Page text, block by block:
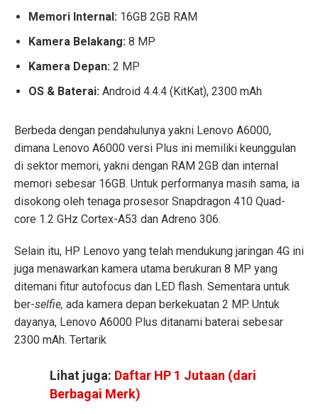
Memori Internal: 16GB 2GB RAM
Kamera Belakang: 8 MP
Kamera Depan: 2 MP
OS & Baterai: Android 4.4.4 (KitKat), 2300 mAh
Berbeda dengan pendahulunya yakni Lenovo A6000,
dimana Lenovo A6000 versi Plus ini memiliki keunggulan
di sektor memori, yakni dengan RAM 2GB dan internal
memori sebesar 16GB. Untuk performanya masih sama, ia
disokong oleh tenaga prosesor Snapdragon 410 Quad-
core 1.2 GHz Cortex-A53 dan Adreno 306.
Selain itu, HP Lenovo yang telah mendukung jaringan 4G ini
juga menawarkan kamera utama berukuran 8 MP yang
ditemani fitur autofocus dan LED flash. Sementara untuk
ber-selfie, ada kamera depan berkekuatan 2 MP. Untuk
dayanya, Lenovo A6000 Plus ditanami baterai sebesar
2300 mAh. Tertarik
Lihat juga: Daftar HP 1 Jutaan (dari
Berbagai Merk)